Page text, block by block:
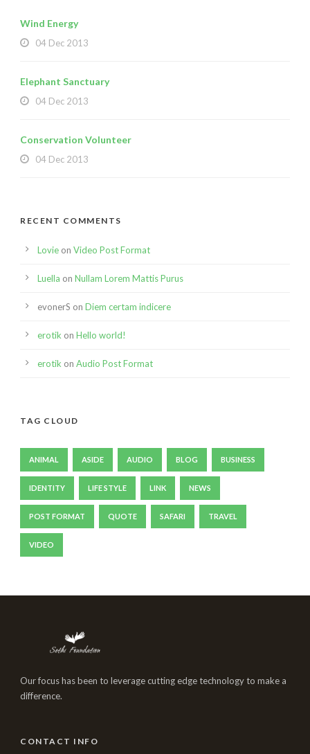
Wind Energy
04 Dec 2013
Elephant Sanctuary
04 Dec 2013
Conservation Volunteer
04 Dec 2013
RECENT COMMENTS
Lovie on Video Post Format
Luella on Nullam Lorem Mattis Purus
evonerS on Diem certam indicere
erotik on Hello world!
erotik on Audio Post Format
TAG CLOUD
ANIMAL ASIDE AUDIO BLOG BUSINESS
IDENTITY LIFE STYLE LINK NEWS
POST FORMAT QUOTE SAFARI TRAVEL
VIDEO
Our focus has been to leverage cutting edge technology to make a
difference.
CONTACT INFO